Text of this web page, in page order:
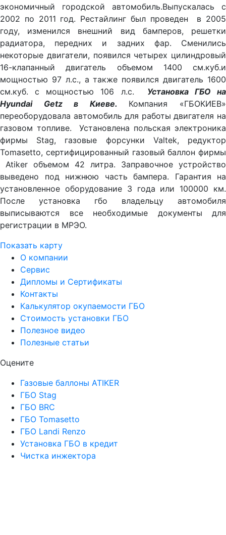
экономичный городской автомобиль.Выпускалась с
2002 по 2011 год. Рестайлинг был проведен в 2005
году, изменился внешний вид бамперов, решетки
радиатора, передних и задних фар. Сменились
некоторые двигатели, появился четырех цилиндровый
16-клапанный двигатель объемом 1400 см.куб.и
мощностью 97 л.с., а также появился двигатель 1600
см.куб. с мощностью 106 л.с. Установка ГБО на
Hyundai Getz в Киеве. Компания «ГБОКИЕВ»
переоборудовала автомобиль для работы двигателя на
газовом топливе. Установлена польская электроника
фирмы Stag, газовые форсунки Valtek, редуктор
Tomasetto, сертифицированный газовый баллон фирмы
Atiker объемом 42 литра. Заправочное устройство
выведено под нижнюю часть бампера. Гарантия на
установленное оборудование 3 года или 100000 км.
После установка гбо владельцу автомобиля
выписываются все необходимые документы для
регистрации в МРЭО.
Показать карту
О компании
Сервис
Дипломы и Сертификаты
Контакты
Калькулятор окупаемости ГБО
Стоимость установки ГБО
Полезное видео
Полезные статьи
Оцените
Газовые баллоны ATIKER
ГБО Stag
ГБО BRC
ГБО Tomasetto
ГБО Landi Renzo
Установка ГБО в кредит
Чистка инжектора